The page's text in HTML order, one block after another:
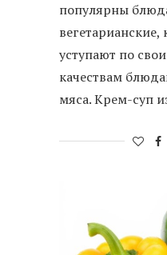
популярны
уступают по
качествам
мяса. Крем-суп